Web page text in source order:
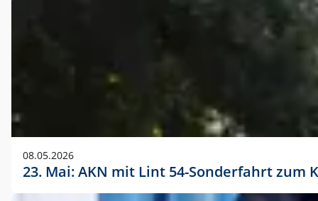
08.05.2026
23. Mai: AKN mit Lint 54-Sonderfahrt